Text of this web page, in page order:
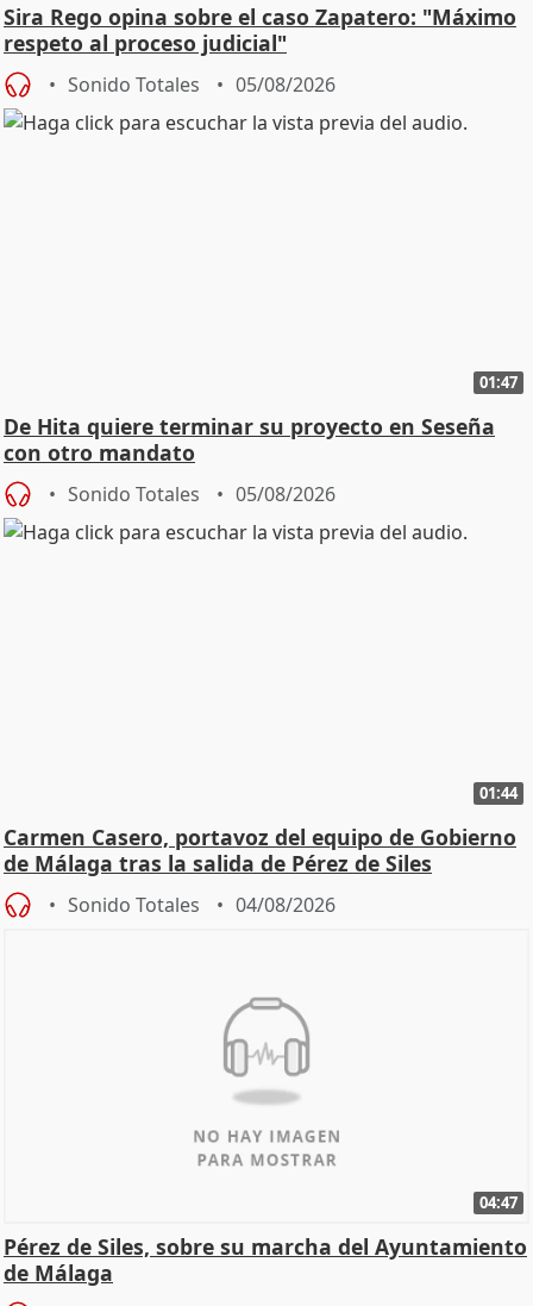
Sira Rego opina sobre el caso Zapatero: "Máximo
respeto al proceso judicial"
Sonido Totales 05/08/2026
01:47
De Hita quiere terminar su proyecto en Seseña
con otro mandato
Sonido Totales 05/08/2026
01:44
Carmen Casero, portavoz del equipo de Gobierno
de Málaga tras la salida de Pérez de Siles
Sonido Totales 04/08/2026
04:47
Pérez de Siles, sobre su marcha del Ayuntamiento
de Málaga